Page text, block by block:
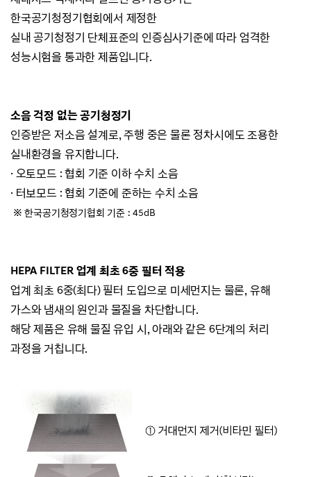
한국공기청정기협회에서 제정한
실내 공기청정기 단체표준의 인증심사기준에 따라 엄격한
성능시험을 통과한 제품입니다.
소음 걱정 없는 공기청정기
인증받은 저소음 설계로, 주행 중은 물론 정차시에도 조용한
실내환경을 유지합니다.
· 오토모드 : 협회 기준 이하 수치 소음
· 터보모드 : 협회 기준에 준하는 수치 소음
※ 한국공기청정기협회 기준 : 45dB
HEPA FILTER 업계 최초 6중 필터 적용
업계 최초 6중(최다) 필터 도입으로 미세먼지는 물론, 유해
가스와 냄새의 원인과 물질을 차단합니다.
해당 제품은 유해 물질 유입 시, 아래와 같은 6단계의 처리
과정을 거칩니다.